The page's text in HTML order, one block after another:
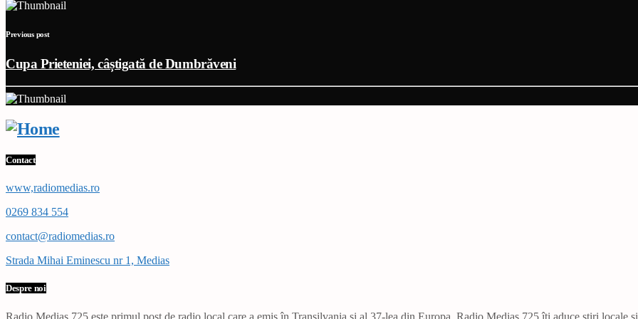
Previous post
Cupa Prieteniei, câștigată de Dumbrăveni
Contact
www,radiomedias.ro
0269 834 554
contact@radiomedias.ro
Strada Mihai Eminescu nr 1, Medias
Despre noi
Radio Mediaș 725 este primul post de radio local care a emis în Transilvania și al 37-lea din Europa. Radio Mediaș 725 îți aduce știri locale